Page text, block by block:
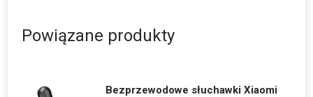
Powiązane produkty
Bezprzewodowe słuchawki Xiaomi